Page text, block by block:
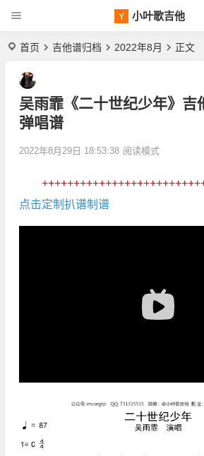
小叶歌吉他
首页 吉他谱归档 2022年8月 正文
吴雨霏《二十世纪少年》吉
弹唱谱
2022年8月29日 18:53:38 阅读模式
点击定制扒谱制谱